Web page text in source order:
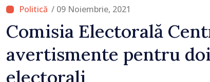
/ 09 Noiembrie, 2021
Comisia Electorală
avertismente pentru
electorali
/ Acum 4 ore
Moldovenii cheltuie
miliarde de lei pe
Statul introduce o